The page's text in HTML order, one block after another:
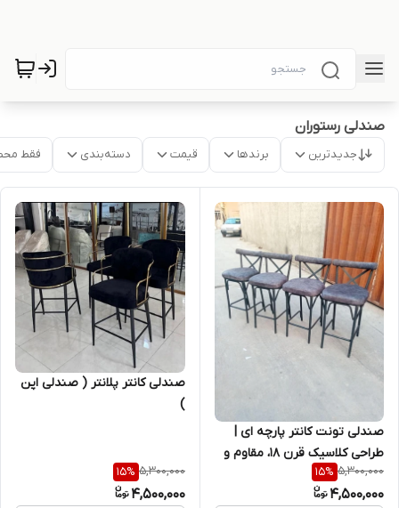
صندلی رستوران
جدیدترین برندها قیمت دسته‌بندی فقط
صندلی تونت کانتر پارچه ای |
طراحی کلاسیک قرن ۱۸، مقاوم و
راحت برای کانتر و کافه
5,300,000
15%
4,500,000
صندلی کانتر پلانتر ( صندلی اپن
)
5,300,000
15%
4,500,000